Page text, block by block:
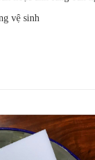
vệ sinh